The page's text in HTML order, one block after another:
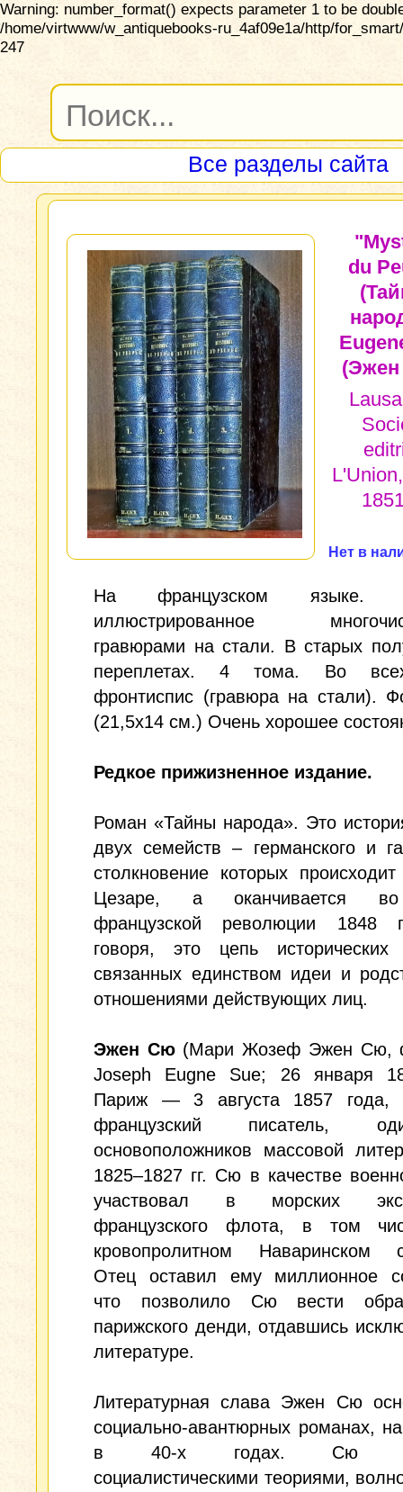
Warning: number_format() expects parameter 1 to be
/home/virtwww/w_antiquebooks-ru_4af09e1a/http/
247
Все разделы сайта
du
Нет в
На французском языке.
иллюстрированное
гравюрами на стали. В старых
переплетах. 4 тома. Во
фронтиспис (гравюра на стали).
(21,5x14 см.) Очень хорошее
Редкое прижизненное издание.
Роман «Тайны народа». Это
двух семейств – германского и
столкновение которых
Цезаре, а оканчивается
французской революции 1848
говоря, это цепь исторических
связанных единством идеи и
отношениями действующих лиц.
Эжен Сю(Мари Жозеф Эжен Сю,
Joseph Eugne Sue; 26 января
Париж — 3 августа 1857
французский писатель,
основоположников массовой
1825–1827 гг. Сю в качестве
участвовал в морских
французского флота, в том
кровопролитном Наваринском
Отец оставил ему миллионное
что позволило Сю вести
парижского денди, отдавшись
литературе.
Литературная слава Эжен Сю
социально-авантюрных романах,
в 40-х годах. Сю
социалистическими теориями,